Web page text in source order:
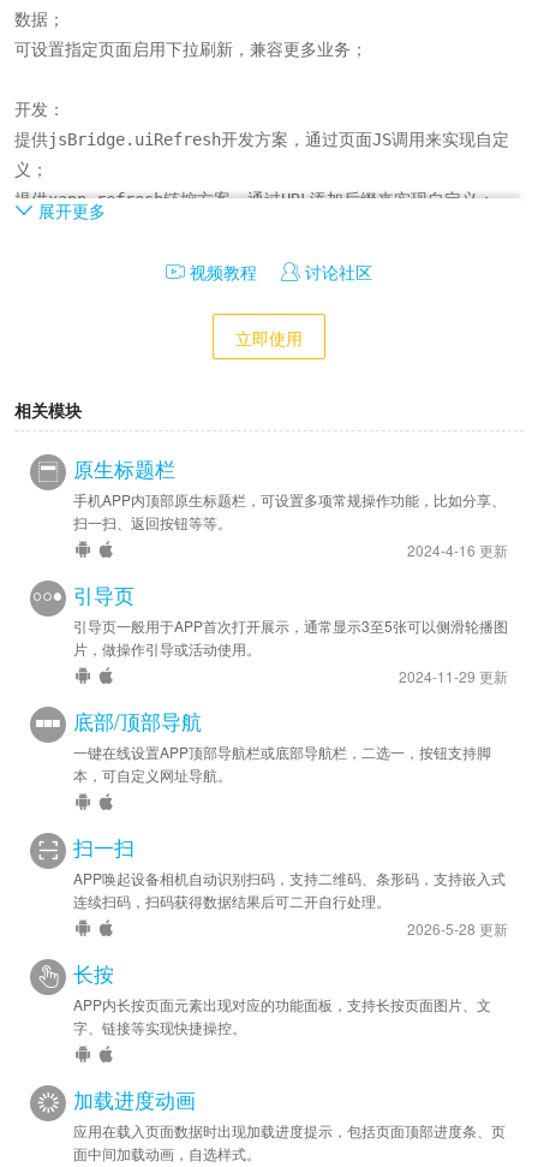
数据；
可设置指定页面启用下拉刷新，兼容更多业务；
开发：
提供jsBridge.uiRefresh开发方案，通过页面JS调用来实现自定
义；
提供xapp-refresh链控方案，通过URL添加后缀来实现自定义；
展开更多
视频教程 讨论社区
立即使用
相关模块
原生标题栏
手机APP内顶部原生标题栏，可设置多项常规操作功能，比如分享、
扫一扫、返回按钮等等。
2024-4-16 更新
引导页
引导页一般用于APP首次打开展示，通常显示3至5张可以侧滑轮播图
片，做操作引导或活动使用。
2024-11-29 更新
底部/顶部导航
一键在线设置APP顶部导航栏或底部导航栏，二选一，按钮支持脚
本，可自定义网址导航。
扫一扫
APP唤起设备相机自动识别扫码，支持二维码、条形码，支持嵌入式
连续扫码，扫码获得数据结果后可二开自行处理。
2026-5-28 更新
长按
APP内长按页面元素出现对应的功能面板，支持长按页面图片、文
字、链接等实现快捷操控。
加载进度动画
应用在载入页面数据时出现加载进度提示，包括页面顶部进度条、页
面中间加载动画，自选样式。